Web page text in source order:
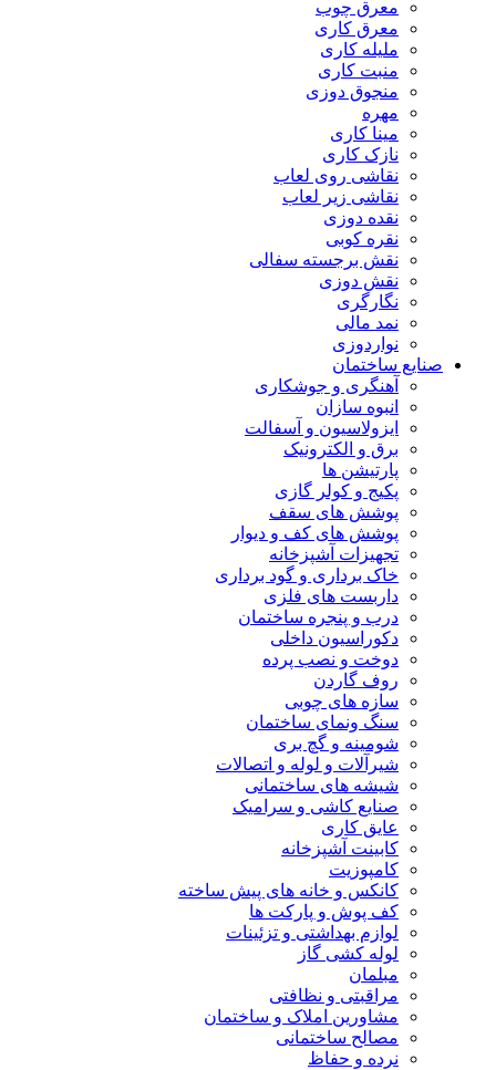
معرق چوب
معرق کاری
مليله کاری
منبت کاری
منجوق دوزی
مهره
مینا کاری
نازک کاری
نقاشی روی لعاب
نقاشی زیر لعاب
نقده دوزی
نقره کوبی
نقش برجسته سفالی
نقش دوزی
نگارگری
نمد مالی
نواردوزی
صنایع ساختمان
آهنگری و جوشکاری
انبوه سازان
ایزولاسیون و آسفالت
برق و الکترونیک
پارتیشن ها
پکیج و کولر گازی
پوشش های سقف
پوشش های کف و دیوار
تجهیزات آشپزخانه
خاک برداری و گود برداری
داربست های فلزی
درب و پنجره ساختمان
دکوراسیون داخلی
دوخت و نصب پرده
روف گاردن
سازه های چوبی
سنگ ونمای ساختمان
شومینه و گچ بری
شیرآلات و لوله و اتصالات
شیشه های ساختمانی
صنایع کاشی و سرامیک
عایق کاری
کابینت آشپزخانه
کامپوزیت
کانکس و خانه های پیش ساخته
کف پوش و پارکت ها
لوازم بهداشتی و تزئینات
لوله کشی گاز
مبلمان
مراقبتی و نظافتی
مشاورین املاک و ساختمان
مصالح ساختمانی
نرده و حفاظ